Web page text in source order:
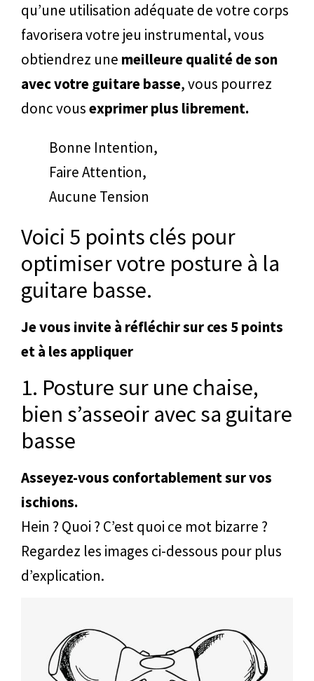
qu’une utilisation adéquate de votre corps
favorisera votre jeu instrumental, vous
obtiendrez une meilleure qualité de son
avec votre guitare basse, vous pourrez
donc vousexprimer plus librement.
Bonne Intention,
Faire Attention,
Aucune Tension
Voici 5 points clés pour
optimiser votre posture à la
guitare basse.
Je vous invite à réfléchir sur ces 5 points
et à les appliquer
1. Posture sur une chaise,
bien s’asseoir avec sa guitare
basse
Asseyez-vous confortablement sur vos
ischions.
Hein ? Quoi ? C’est quoi ce mot bizarre ?
Regardez les images ci-dessous pour plus
d’explication.